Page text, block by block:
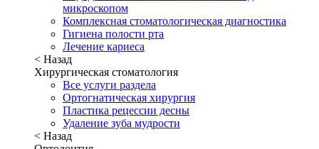
микроскопом
Комплексная стоматологическая диагностика
Гигиена полости рта
Лечение кариеса
< Назад
Хирургическая стоматология
Все услуги раздела
Ортогнатическая хирургия
Пластика рецессии десны
Удаление зуба мудрости
< Назад